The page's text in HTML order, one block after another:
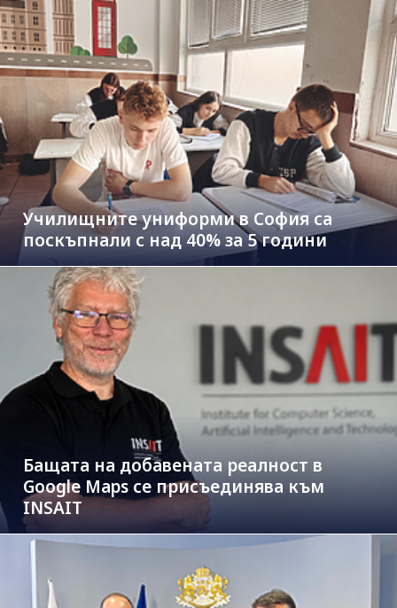
Училищните униформи в София са
поскъпнали с над 40% за 5 години
Бащата на добавената реалност в
Google Maps се присъединява към
INSAIT